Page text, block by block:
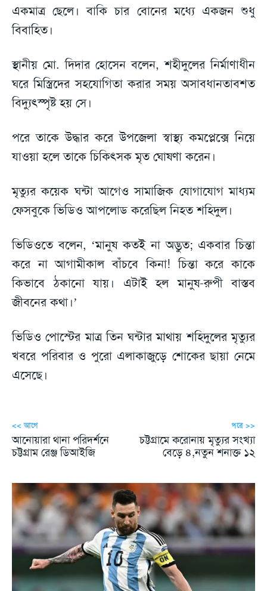
একমাত্র ছেলে। বাকি চার বোনের মধ্যে একজন শুধু
বিবাহিত।
স্থানীয় মো. দিদার হোসেন বলেন, শহীদুলের নির্মাণাধীন
ঘরে মিস্ত্রিদের সহযোগিতা করার সময় অসাবধানতাবশত
বিদ্যুৎস্পৃষ্ট হয় সে।
পরে তাকে উদ্ধার করে উপজেলা স্বাস্থ্য কমপ্লেক্সে নিয়ে
যাওয়া হলে তাকে চিকিৎসক মৃত ঘোষণা করেন।
মৃত্যুর কয়েক ঘন্টা আগেও সামাজিক যোগাযোগ মাধ্যম
ফেসবুকে ভিডিও আপলোড করেছিল নিহত শহিদুল।
ভিডিওতে বলেন, ‘মানুষ কতই না অদ্ভুত; একবার চিন্তা
করে না আগামীকাল বাঁচবে কিনা! চিন্তা করে কাকে
কিভাবে ঠকানো যায়। এটাই হল মানুষ-রুপী বাস্তব
জীবনের কথা।’
ভিডিও পোস্টের মাত্র তিন ঘন্টার মাথায় শহিদুলের মৃত্যুর
খবরে পরিবার ও পুরো এলাকাজুড়ে শোকের ছায়া নেমে
এসেছে।
<< আগে
আনোয়ারা থানা পরিদর্শনে
চট্টগ্রাম রেঞ্জ ডিআইজি
পরে >>
চট্টগ্রামে করোনায় মৃত্যুর সংখ্যা
বেড়ে ৪,নতুন শনাক্ত ১২